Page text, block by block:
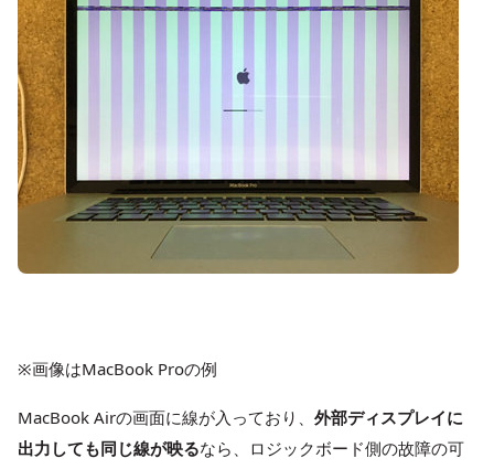
※画像はMacBook Proの例
MacBook Airの画面に線が入っており、 外部ディスプレイに
出力しても同じ線が映るなら、ロジックボード側の故障の可